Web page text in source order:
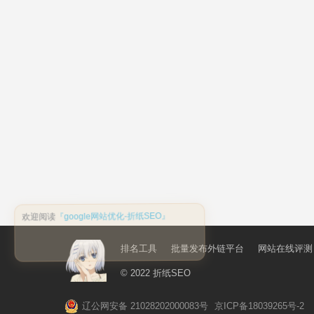
排名工具 批量发布外链平台 网站在线评测
© 2022 折纸SEO
辽公网安备 21028202000083号 京ICP备18039265号-2